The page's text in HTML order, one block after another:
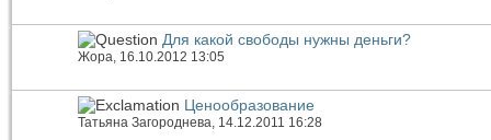
Для какой свободы нужны деньги?
Жора , 16.10.2012 13:05
Ценообразование
Татьяна Загороднева, 14.12.2011 16:28